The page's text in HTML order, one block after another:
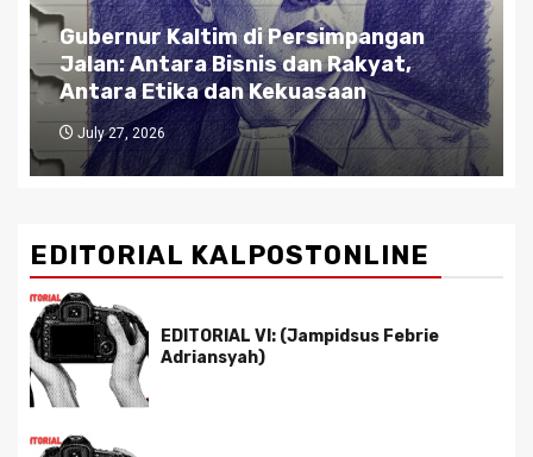
Gubernur Kaltim di Persimpangan
Jalan: Antara Bisnis dan Rakyat,
Antara Etika dan Kekuasaan
July 27, 2026
EDITORIAL KALPOSTONLINE
EDITORIAL VI: (Jampidsus Febrie
Adriansyah)